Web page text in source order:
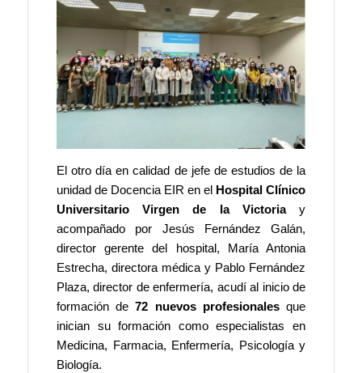
El otro día en calidad de jefe de estudios de la
unidad de Docencia EIR en el
Hospital Clínico
Universitario Virgen de la Victoriay
acompañado por Jesús Fernández Galán,
director gerente del hospital, María Antonia
Estrecha, directora médica y Pablo Fernández
Plaza, director de enfermería, acudí al inicio de
formación de72 nuevos profesionalesque
inician su formación como especialistas en
Medicina, Farmacia, Enfermería, Psicología y
Biología.